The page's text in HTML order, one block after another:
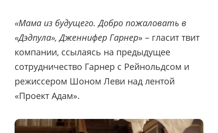
«Мама из будущего. Добро пожаловать в
«Дэдпула», Дженнифер Гарнер» – гласит твит
компании, ссылаясь на предыдущее
сотрудничество Гарнер с Рейнольдсом и
режиссером Шоном Леви над лентой
«Проект Адам».